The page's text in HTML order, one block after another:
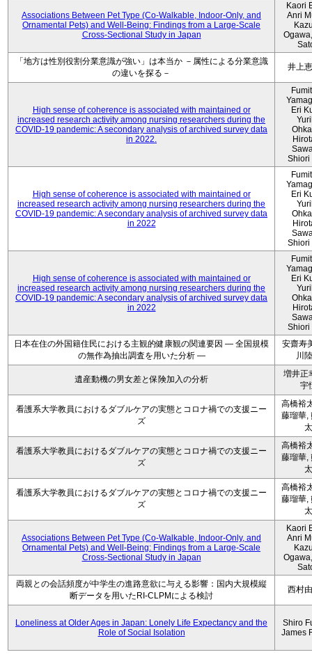
Associations Between Pet Type (Co-Walkable, Indoor-Only, and
Ornamental Pets) and Well-Being: Findings from a Large-Scale
Cross-Sectional Study in Japan
Kaori
Anri
「地方は性別役割分業意識が強い」は本当か －属性による分業意識
の違いを探る－
井上
High sense of coherence is associated with maintained or
increased research activity among nursing researchers during the
COVID-19 pandemic: A secondary analysis of archived survey data
in 2022.
Eri
Shiori
High sense of coherence is associated with maintained or
increased research activity among nursing researchers during the
COVID-19 pandemic: A secondary analysis of archived survey data
in 2022
Eri
Shiori
High sense of coherence is associated with maintained or
increased research activity among nursing researchers during the
COVID-19 pandemic: A secondary analysis of archived survey data
in 2022
Eri
Shiori
日本在住の外国籍住民における主観的健康観の関連要因 ― 全国規模
の無作為抽出調査を用いた分析 ―
安齋寿
川
遺産動機の男女差と保険加入の分析
増井正
宇
看護系大学教員におけるダブルケアの実態とコロナ禍での支援ニー
ズ
高橋裕
藤瑠華,
太
看護系大学教員におけるダブルケアの実態とコロナ禍での支援ニー
ズ
高橋裕
藤瑠華,
太
看護系大学教員におけるダブルケアの実態とコロナ禍での支援ニー
ズ
高橋裕
藤瑠華,
太
Associations Between Pet Type (Co-Walkable, Indoor-Only, and
Ornamental Pets) and Well-Being: Findings from a Large-Scale
Cross-Sectional Study in Japan
Kaori
Anri
両親との会話頻度が中学生の進路意欲に与える影響：国内大規模縦
断データを用いたRI-CLPMによる検討
西村
Loneliness at Older Ages in Japan: Lonely Life Expectancy and the
Role of Social Isolation
Shiro
James